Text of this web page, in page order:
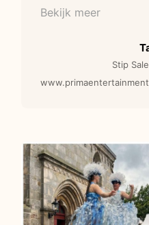
kunnen zeggen,
Bekijk meer
Stip